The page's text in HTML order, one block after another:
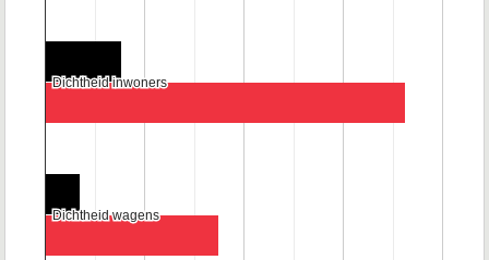
Dichtheid inwoners
Dichtheid inwoners
Dichtheid wagens
Dichtheid wagens